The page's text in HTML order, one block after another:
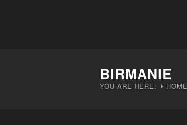
BIRMANIE
YOU ARE HERE: HOME